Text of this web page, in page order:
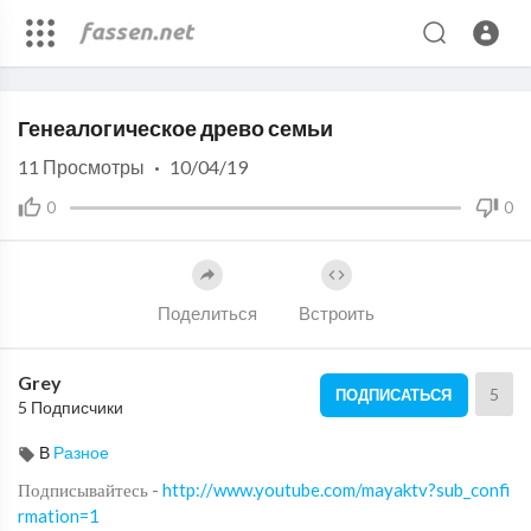
Download File: https://www.youtube.com/watch?v=RS2dely0zQk
Генеалогическое древо семьи
0 0
11 Просмотры · 10/04/19
Поделиться Встроить
Grey
5 Подписчики
ПОДПИСАТЬСЯ 5
В Разное
Подписывайтесь - http://www.youtube.com/mayaktv?sub_confi
rmation=1